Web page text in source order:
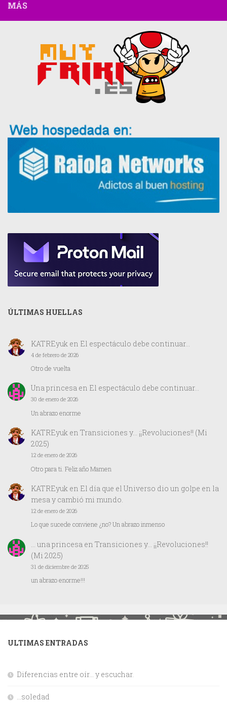
MÁS
ÚLTIMAS HUELLAS
KATREyuk en El espectáculo debe continuar…
4 de febrero de 2026
Otro de vuelta
Una princesaen El espectáculo debe continuar…
30 de enero de 2026
Un abrazo enorme
KATREyuken Transiciones y… ¡¡Revoluciones!! (Mi
2025)
12 de enero de 2026
Otro para ti. Feliz año Mamen
KATREyuken El día que el Universo dio un golpe en la
mesa y cambió mi mundo.
12 de enero de 2026
Lo que sucede conviene ¿no? Un abrazo inmenso
… una princesa en Transiciones y… ¡¡Revoluciones!!
(Mi 2025)
31 de diciembre de 2025
un abrazo enorme!!!
ULTIMAS ENTRADAS
Diferencias entre oír… y escuchar.
…soledad